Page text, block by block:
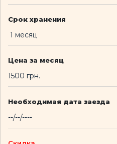
Срок хранения
Цена за месяц
Необходимая дата заезда